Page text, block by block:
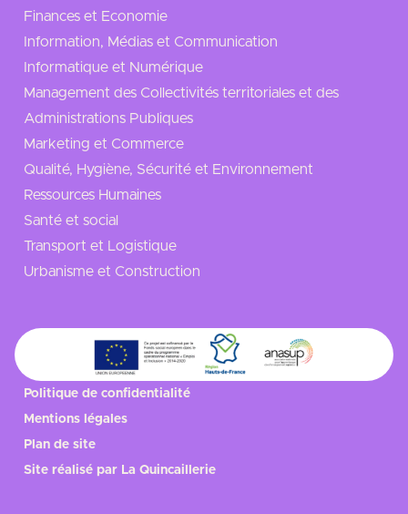
Finances et Economie
Information, Médias et Communication
Informatique et Numérique
Management des Collectivités territoriales et des
Administrations Publiques
Marketing et Commerce
Qualité, Hygiène, Sécurité et Environnement
Ressources Humaines
Santé et social
Transport et Logistique
Urbanisme et Construction
Politique de confidentialité
Mentions légales
Plan de site
Site réalisé par La Quincaillerie